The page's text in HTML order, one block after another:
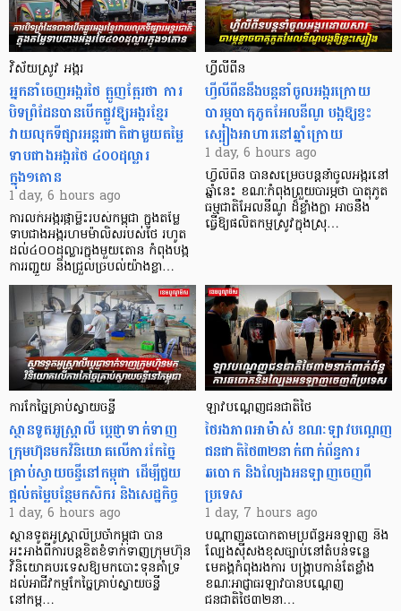
វិស័យស្រូវ អង្ករ
អ្នកនាំចេញអង្ករថៃ ត្អូញត្អែរថា ការ
បិទព្រំដែនបានបើកផ្លូវឱ្យអង្ករខ្មែរ
វាយលុកទីផ្សារអន្តរជាតិជាមួយតម្លៃ
ទាបជាងអង្ករថៃ ៤០០ដុល្លារ
ក្នុង១តោន
1 day, 6 hours ago
ការលក់អង្ករផ្កាម្លិះរបស់កម្ពុជា ក្នុងតម្លៃ
ទាបជាងអង្ករហមម៉ាលិសរបស់ថៃ រហូត
ដល់៤០០ដុល្លារក្នុងមួយតោន កំពុងបង្ក
ការរញ្ជួយ និងជ្រួលច្របល់យ៉ាងខ្លា…
ហ្វីលីពីន
ហ្វីលីពីននឹងបន្តនាំចូលអង្ករក្រោយ
បារម្ភបាតុភូតអែលនីណូ បង្កឱ្យខ្វះ
ស្បៀងអាហារនៅឆ្នាំក្រោយ
1 day, 6 hours ago
ហ្វីលីពីន បាន​សម្រេចបន្តនាំចូលអង្ករនៅ
ឆ្នាំនេះ ខណៈកំពុងព្រួយបារម្ភថា បាតុភូត
ធម្មជាតិអែលនីណូ ដ៏ខ្លាំងក្លា​ អាចនឹង
ធ្វើឱ្យផលិតកម្មស្រូវក្នុងស្រុ…
ការកែច្នៃគ្រាប់ស្វាយចន្ទី
ស្ថានទូតអូស្ត្រាលី ប្តេជ្ញាទាក់ទាញ
ក្រុមហ៊ុនមក​វិនិយោគលើការកែច្នៃ
គ្រាប់ស្វាយចន្ទីនៅកម្ពុជា ដើម្បីជួយ
ផ្តល់តម្លៃបន្ថែមកសិករ និងសេដ្ឋកិច្ច
1 day, 6 hours ago
ស្ថានទូតអូស្ត្រាលីប្រចាំកម្ពុជា បាន
អះអាងពីការបន្តខិតខំទាក់ទាញក្រុមហ៊ុន
វិនិយោគបរទេសឱ្យមកបោះទុនគាំទ្រ
ដល់អាជីវកម្មកែច្នៃគ្រាប់ស្វាយចន្ទី
នៅកម្ព…
ឡាវបណ្តេញជនជាតិថៃ
ថៃរងភាពអាម៉ាស់ ខណៈឡាវបណ្តេញ
ជនជាតិថៃ៣២នាក់ពាក់ព័ន្ធការ
ឆបោក និងល្បែងអនឡាញចេញពី
ប្រទេស
1 day, 7 hours ago
បណ្តាញឆបោកតាមប្រព័ន្ធអនឡាញ និង
ល្បែងស៊ីសងខុសច្បាប់នៅតំបន់ទន្លេ
មេគង្គកំពុងរងការ បង្ក្រាប​កាន់តែខ្លាំង
ខណៈអាជ្ញាធរឡាវបានបណ្តេញ
ជនជាតិថៃ៣២នា…